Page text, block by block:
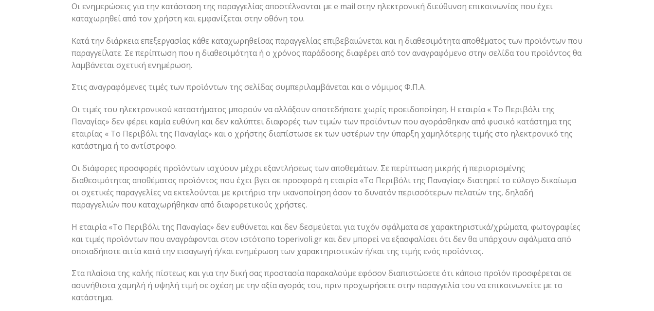
Οι ενημερώσεις για την κατάσταση της παραγγελίας αποστέλνονται με e mail στην ηλεκτρονική διεύθυνση επικοινωνίας που έχει
καταχωρηθεί από τον χρήστη και εμφανίζεται στην οθόνη του.
Κατά την διάρκεια επεξεργασίας κάθε καταχωρηθείσας παραγγελίας επιβεβαιώνεται και η διαθεσιμότητα αποθέματος των προϊόντων που
παραγγείλατε. Σε περίπτωση που η διαθεσιμότητα ή ο χρόνος παράδοσης διαφέρει από τον αναγραφόμενο στην σελίδα του προϊόντος θα
λαμβάνεται σχετική ενημέρωση.
Στις αναγραφόμενες τιμές των προϊόντων της σελίδας συμπεριλαμβάνεται και ο νόμιμος Φ.Π.Α.
Οι τιμές του ηλεκτρονικού καταστήματος μπορούν να αλλάξουν οποτεδήποτε χωρίς προειδοποίηση. Η εταιρία « Το Περιβόλι της
Παναγίας» δεν φέρει καμία ευθύνη και δεν καλύπτει διαφορές των τιμών των προϊόντων που αγοράσθηκαν από φυσικό κατάστημα της
εταιρίας « Το Περιβόλι της Παναγίας» και ο χρήστης διαπίστωσε εκ των υστέρων την ύπαρξη χαμηλότερης τιμής στο ηλεκτρονικό της
κατάστημα ή το αντίστροφο.
Οι διάφορες προσφορές προϊόντων ισχύουν μέχρι εξαντλήσεως των αποθεμάτων. Σε περίπτωση μικρής ή περιορισμένης
διαθεσιμότητας αποθέματος προϊόντος που έχει βγει σε προσφορά η εταιρία «Το Περιβόλι της Παναγίας» διατηρεί το εύλογο δικαίωμα
οι σχετικές παραγγελίες να εκτελούνται με κριτήριο την ικανοποίηση όσον το δυνατόν περισσότερων πελατών της, δηλαδή
παραγγελιών που καταχωρήθηκαν από διαφορετικούς χρήστες.
Η εταιρία «Το Περιβόλι της Παναγίας» δεν ευθύνεται και δεν δεσμεύεται για τυχόν σφάλματα σε χαρακτηριστικά/χρώματα, φωτογραφίες
και τιμές προϊόντων που αναγράφονται στον ιστότοπο toperivoli.gr και δεν μπορεί να εξασφαλίσει ότι δεν θα υπάρχουν σφάλματα από
οποιαδήποτε αιτία κατά την εισαγωγή ή/και ενημέρωση των χαρακτηριστικών ή/και της τιμής ενός προϊόντος.
Στα πλαίσια της καλής πίστεως και για την δική σας προστασία παρακαλούμε εφόσον διαπιστώσετε ότι κάποιο προϊόν προσφέρεται σε
ασυνήθιστα χαμηλή ή υψηλή τιμή σε σχέση με την αξία αγοράς του, πριν προχωρήσετε στην παραγγελία του να επικοινωνείτε με το
κατάστημα.